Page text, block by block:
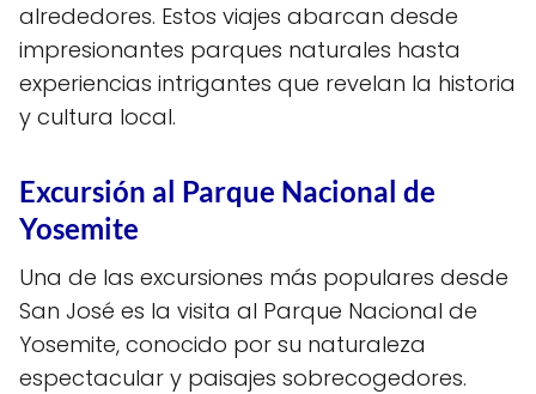
alrededores. Estos viajes abarcan desde
impresionantes parques naturales hasta
experiencias intrigantes que revelan la historia
y cultura local.
Excursión al Parque Nacional de
Yosemite
Una de las excursiones más populares desde
San José es la visita al Parque Nacional de
Yosemite, conocido por su naturaleza
espectacular y paisajes sobrecogedores.